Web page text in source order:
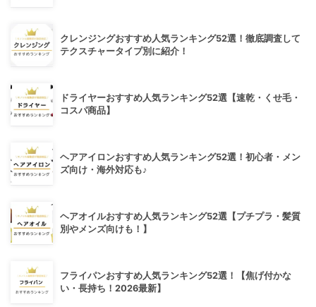
クレンジングおすすめ人気ランキング52選！徹底調査して
テクスチャータイプ別に紹介！
ドライヤーおすすめ人気ランキング52選【速乾・くせ毛・
コスパ商品】
ヘアアイロンおすすめ人気ランキング52選！初心者・メン
ズ向け・海外対応も♪
ヘアオイルおすすめ人気ランキング52選【プチプラ・髪質
別やメンズ向けも！】
フライパンおすすめ人気ランキング52選！【焦げ付かな
い・長持ち！2026最新】